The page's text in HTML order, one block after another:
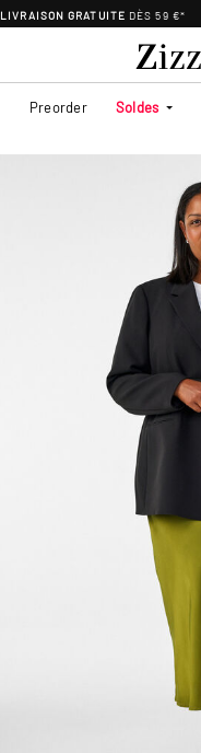
LIVRAISON GRATUITE DÈS 59 €*
Preorder Soldes